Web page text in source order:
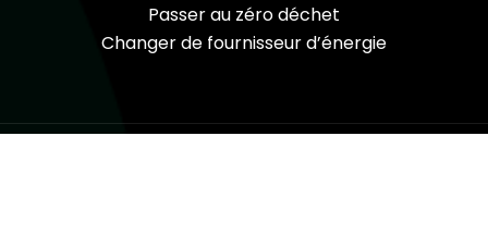
Passer au zéro déchet
Changer de fournisseur d’énergie